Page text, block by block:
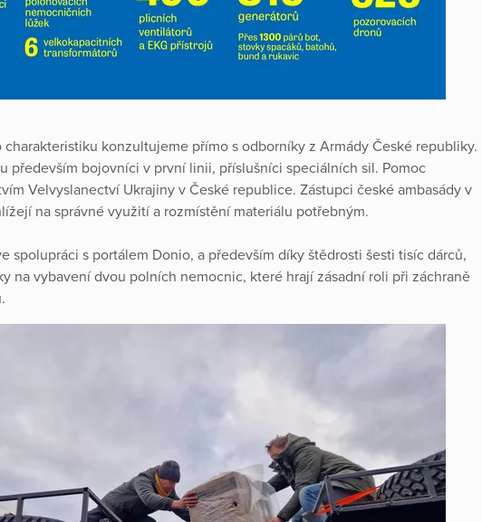
charakteristiku konzultujeme přímo s odborníky z Armády České republiky.
především bojovníci v první linii, příslušníci speciálních sil. Pomoc
Velvyslanectví Ukrajiny v České republice. Zástupci české ambasády v
na správné využití a rozmístění materiálu potřebným.
spolupráci s portálem Donio, a především díky štědrosti šesti tisíc dárců,
na vybavení dvou polních nemocnic, které hrají zásadní roli při záchraně